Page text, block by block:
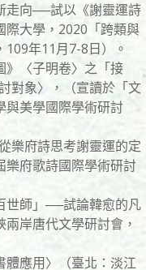
走向──試以《謝靈運詩
際大學，2020「跨類與
年11月7-8日）。
》〈子明卷〉之「接
對象〉，（宣讀於「文
與美學國際學術研討
樂府詩思考謝靈運的定
樂府歌詩國際學術研討
世師」──試論韓愈的凡
岸唐代文學研討會，
體應用〉（臺北：淡江